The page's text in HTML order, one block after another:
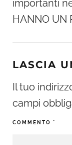
importanti
HANNO UN
LASCIA
Il tuo
campi
COMMENTO *